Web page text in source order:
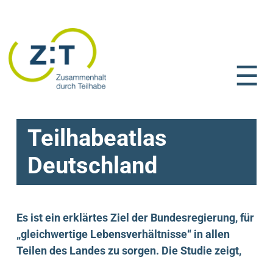
☰
Teilhabeatlas
Deutschland
Es ist ein erklärtes Ziel der Bundesregierung, für
„gleichwertige Lebensverhältnisse“ in allen
Teilen des Landes zu sorgen. Die Studie zeigt,